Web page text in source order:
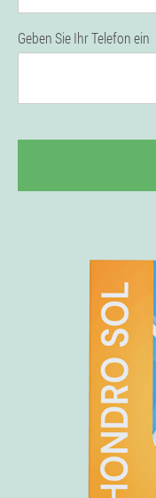
Geben Sie Ihr Telefon ein